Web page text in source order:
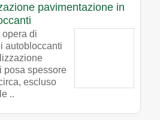
pavimentazione in
opera di
autobloccanti
posa spessore
escluso
..